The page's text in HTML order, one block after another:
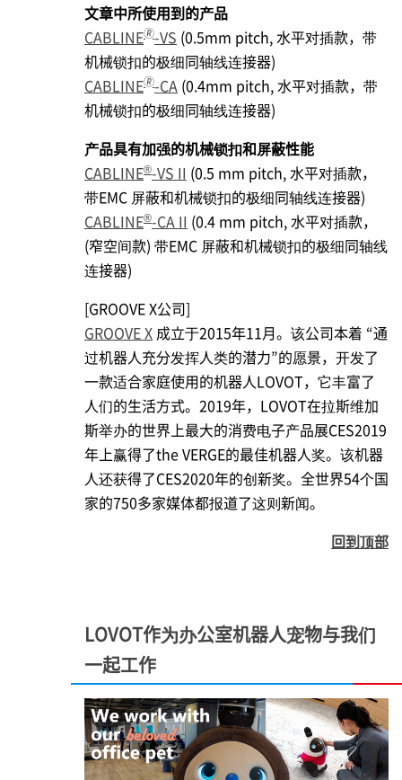
文章中所使用到的产品
CABLINE🄬-VS (0.5mm pitch, 水平对插款，带
机械锁扣的极细同轴线连接器)
CABLINE🄬-CA (0.4mm pitch, 水平对插款，带
机械锁扣的极细同轴线连接器)
产品具有加强的机械锁扣和屏蔽性能
CABLINE®-VS II (0.5 mm pitch, 水平对插款，
带EMC 屏蔽和机械锁扣的极细同轴线连接器)
CABLINE®-CA II (0.4 mm pitch, 水平对插款，
(窄空间款) 带EMC 屏蔽和机械锁扣的极细同轴线
连接器)
[GROOVE X公司]
GROOVE X 成立于2015年11月。该公司本着 “通
过机器人充分发挥人类的潜力”的愿景，开发了
一款适合家庭使用的机器人LOVOT，它丰富了
人们的生活方式。2019年，LOVOT在拉斯维加
斯举办的世界上最大的消费电子产品展CES2019
年上赢得了the VERGE的最佳机器人奖。该机器
人还获得了CES2020年的创新奖。全世界54个国
家的750多家媒体都报道了这则新闻。
回到顶部
LOVOT作为办公室机器人宠物与我们
一起工作